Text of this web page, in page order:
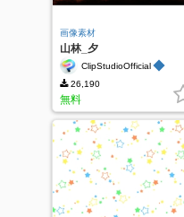
画像素材
山林_夕
ClipStudioOfficial ◆
26,190
無料